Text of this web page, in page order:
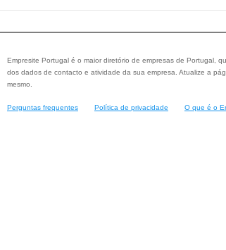
Empresite Portugal é o maior diretório de empresas de Portugal,
dos dados de contacto e atividade da sua empresa. Atualize a
mesmo.
Perguntas frequentes Política de privacidade O que é o